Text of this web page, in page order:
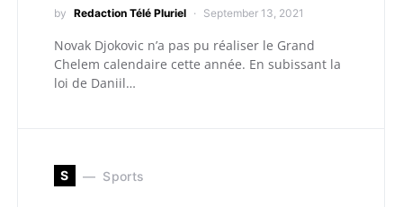
by Redaction Télé Pluriel September 13, 2021
Novak Djokovic n’a pas pu réaliser le Grand
Chelem calendaire cette année. En subissant la
loi de Daniil…
S Sports